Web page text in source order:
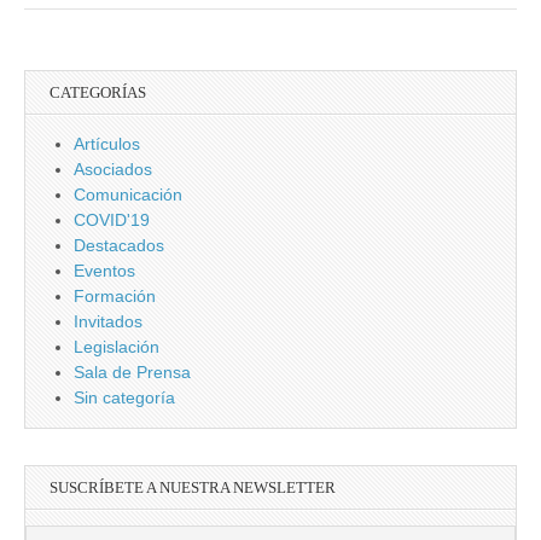
CATEGORÍAS
Artículos
Asociados
Comunicación
COVID'19
Destacados
Eventos
Formación
Invitados
Legislación
Sala de Prensa
Sin categoría
SUSCRÍBETE A NUESTRA NEWSLETTER